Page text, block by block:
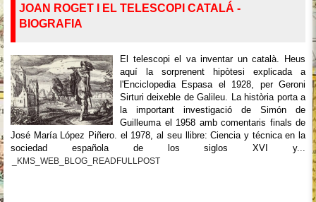
JOAN ROGET I EL TELESCOPI CATALÁ -
BIOGRAFIA
El telescopi el va inventar un català. Heus
aquí la sorprenent hipòtesi explicada a
l'Enciclopedia Espasa el 1928, per Geroni
Sirturi deixeble de Galileu. La història porta a
la important investigació de Simón de
Guilleuma el 1958 amb comentaris finals de
José María López Piñero. el 1978, al seu llibre: Ciencia y técnica en la
sociedad española de los siglos XVI y...
_KMS_WEB_BLOG_READFULLPOST